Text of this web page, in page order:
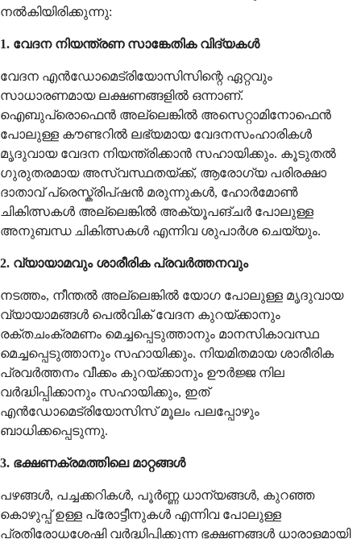
നൽകിയിരിക്കുന്നു:
1. വേദന നിയന്ത്രണ സാങ്കേതിക വിദ്യകൾ
വേദന എൻഡോമെട്രിയോസിസിന്റെ ഏറ്റവും
സാധാരണമായ ലക്ഷണങ്ങളിൽ ഒന്നാണ്.
ഐബുപ്രൊഫെൻ അല്ലെങ്കിൽ അസെറ്റാമിനോഫെൻ
പോലുള്ള കൗണ്ടറിൽ ലഭ്യമായ വേദനസംഹാരികൾ
മൃദുവായ വേദന നിയന്ത്രിക്കാൻ സഹായിക്കും. കൂടുതൽ
ഗുരുതരമായ അസ്വസ്ഥതയ്ക്ക്, ആരോഗ്യ പരിരക്ഷാ
ദാതാവ് പ്രെസ്ക്രിപ്ഷൻ മരുന്നുകൾ, ഹോർമോൺ
ചികിത്സകൾ അല്ലെങ്കിൽ അക്യൂപങ്ചർ പോലുള്ള
അനുബന്ധ ചികിത്സകൾ എന്നിവ ശുപാർശ ചെയ്യും.
2. വ്യായാമവും ശാരീരിക പ്രവർത്തനവും
നടത്തം, നീന്തൽ അല്ലെങ്കിൽ യോഗ പോലുള്ള മൃദുവായ
വ്യായാമങ്ങൾ പെൽവിക് വേദന കുറയ്ക്കാനും
രക്തചംക്രമണം മെച്ചപ്പെടുത്താനും മാനസികാവസ്ഥ
മെച്ചപ്പെടുത്താനും സഹായിക്കും. നിയമിതമായ ശാരീരിക
പ്രവർത്തനം വീക്കം കുറയ്ക്കാനും ഊർജ്ജ നില
വർദ്ധിപ്പിക്കാനും സഹായിക്കും, ഇത്
എൻഡോമെട്രിയോസിസ് മൂലം പലപ്പോഴും
ബാധിക്കപ്പെടുന്നു.
3. ഭക്ഷണക്രമത്തിലെ മാറ്റങ്ങൾ
പഴങ്ങൾ, പച്ചക്കറികൾ, പൂർണ്ണ ധാന്യങ്ങൾ, കുറഞ്ഞ
കൊഴുപ്പ് ഉള്ള പ്രോട്ടീനുകൾ എന്നിവ പോലുള്ള
പ്രതിരോധശേഷി വർദ്ധിപ്പിക്കുന്ന ഭക്ഷണങ്ങൾ ധാരാളമായി